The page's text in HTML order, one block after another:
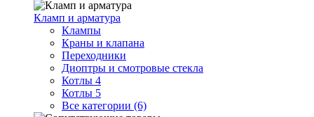
Кламп и арматура
Клампы
Краны и клапана
Переходники
Диоптры и смотровые стекла
Котлы 4
Котлы 5
Все категории (6)